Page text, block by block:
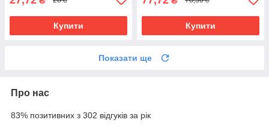
Купити Купити
Показати ще
Про нас
83% позитивних з 302 відгуків за рік